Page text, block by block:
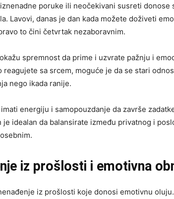
poruke ili neočekivani susreti donose
Lavovi, danas je dan kada možete doživeti
to čini četvrtak nezaboravnim.
spremnost da prime i uzvrate pažnju i
reagujete sa srcem, moguće je da se stari
nego ikada ranije.
energiju i samopouzdanje da završe
idealan da balansirate između privatnog i
iz prošlosti i emotivna
iz prošlosti koje donosi emotivnu